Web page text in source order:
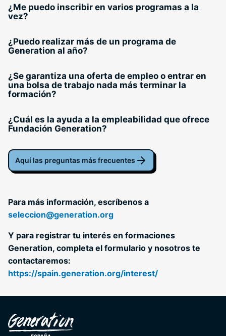
¿Me puedo inscribir en varios programas a la
vez?
¿Puedo realizar más de un programa de
Generation al año?
¿Se garantiza una oferta de empleo o entrar en
una bolsa de trabajo nada más terminar la
formación?
¿Cuál es la ayuda a la empleabilidad que ofrece
Fundación Generation?
Aquí las preguntas más frecuentes
Para más información, escríbenos a
seleccion@generation.org
Y para registrar tu interés en formaciones
Generation, completa el formulario y nosotros te
contactaremos:
https://spain.generation.org/interest/